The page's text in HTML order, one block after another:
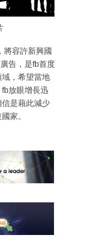
將容許新興國
告，是fb首度
，希望當地
放眼增長迅
是藉此減少
家。